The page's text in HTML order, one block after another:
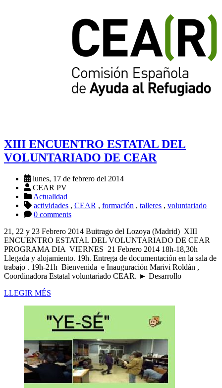
XIII ENCUENTRO ESTATAL DEL
VOLUNTARIADO DE CEAR
lunes, 17 de febrero del 2014
CEAR PV
Actualidad
actividades , CEAR , formación , talleres , voluntariado
0 comments
21, 22 y 23 Febrero 2014 Buitrago del Lozoya (Madrid) XIII
ENCUENTRO ESTATAL DEL VOLUNTARIADO DE CEAR
PROGRAMA DIA VIERNES 21 Febrero 2014 18h-18,30h
Llegada y alojamiento. 19h. Entrega de documentación en la sala de
trabajo . 19h-21h Bienvenida e Inauguración Marivi Roldán ,
Coordinadora Estatal voluntariado CEAR. ► Desarrollo
LLEGIR MÉS